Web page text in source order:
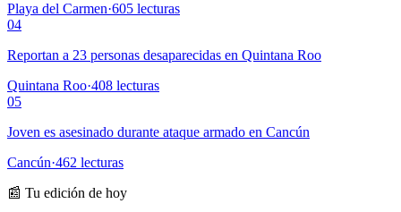
Playa del Carmen·605 lecturas
04
Reportan a 23 personas desaparecidas en Quintana Roo
Quintana Roo·408 lecturas
05
Joven es asesinado durante ataque armado en Cancún
Cancún·462 lecturas
📰 Tu edición de hoy